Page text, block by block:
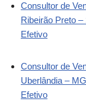
Consultor de
Ribeirão Preto –
Efetivo
Consultor de
Uberlândia – MG
Efetivo